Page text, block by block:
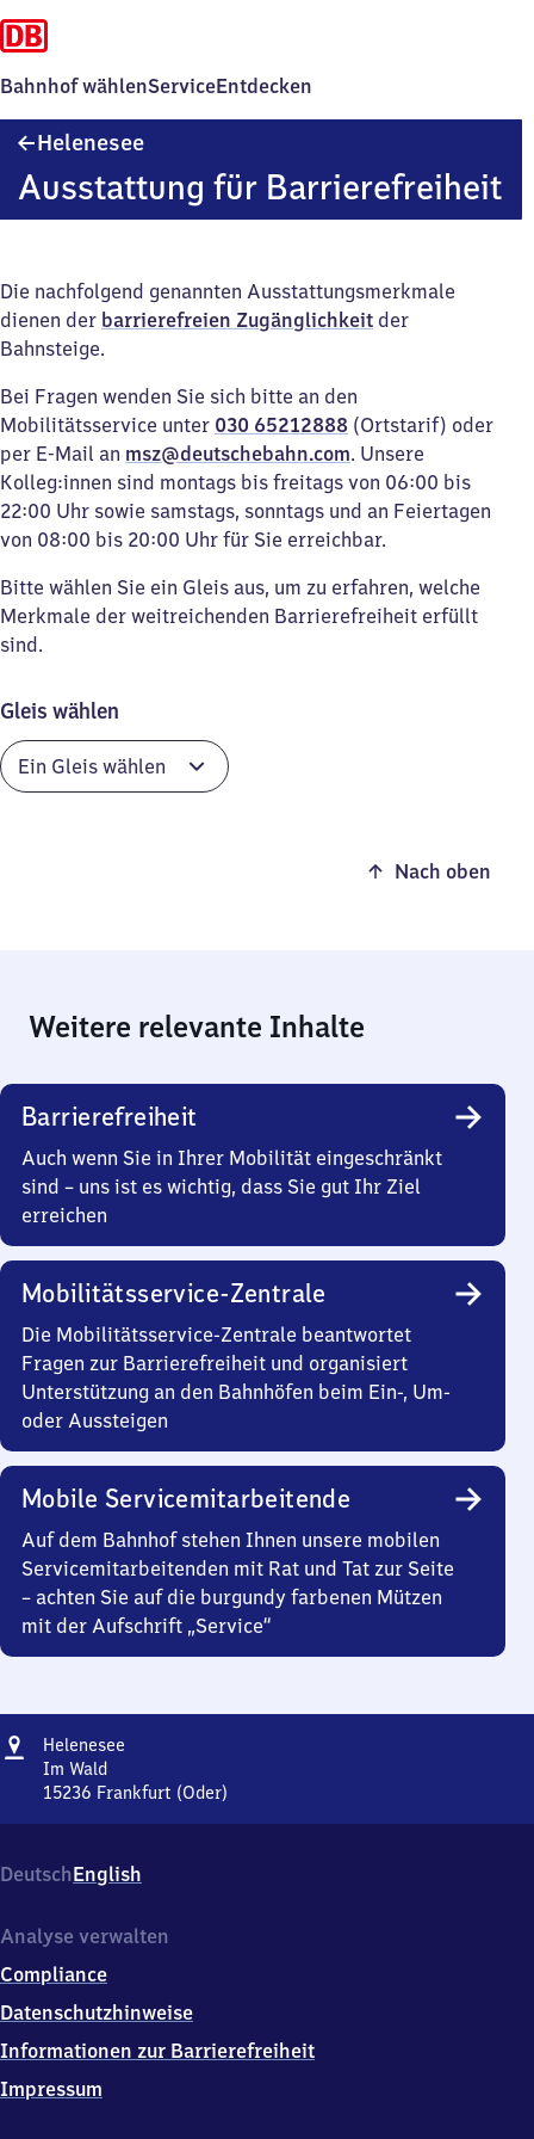
Bahnhof wählenServiceEntdecken
Helenesee
Ausstattung für Barrierefreiheit
Die nachfolgend genannten Ausstattungsmerkmale
dienen der barrierefreien Zugänglichkeit der
Bahnsteige.
Bei Fragen wenden Sie sich bitte an den
Mobilitätsservice unter 030 65212888 (Ortstarif) oder
per E-Mail an msz@deutschebahn.com. Unsere
Kolleg:innen sind montags bis freitags von 06:00 bis
22:00 Uhr sowie samstags, sonntags und an Feiertagen
von 08:00 bis 20:00 Uhr für Sie erreichbar.
Bitte wählen Sie ein Gleis aus, um zu erfahren, welche
Merkmale der weitreichenden Barrierefreiheit erfüllt
sind.
Gleis wählen
Nach oben
Weitere relevante Inhalte
Barrierefreiheit
Auch wenn Sie in Ihrer Mobilität eingeschränkt
sind – uns ist es wichtig, dass Sie gut Ihr Ziel
erreichen
Mobilitätsservice-Zentrale
Die Mobilitätsservice-Zentrale beantwortet
Fragen zur Barrierefreiheit und organisiert
Unterstützung an den Bahnhöfen beim Ein-, Um-
oder Aussteigen
Mobile Servicemitarbeitende
Auf dem Bahnhof stehen Ihnen unsere mobilen
Servicemitarbeitenden mit Rat und Tat zur Seite
– achten Sie auf die burgundy farbenen Mützen
mit der Aufschrift „Service“
Adresse
Helenesee
Im Wald
15236 Frankfurt (Oder)
Wald,
1
2
6
Frankfurt
DeutschEnglish
Analyse verwalten
Compliance
Datenschutzhinweise
Informationen zur Barrierefreiheit
Impressum